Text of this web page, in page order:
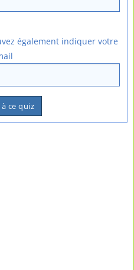
également indiquer votre
à ce quiz